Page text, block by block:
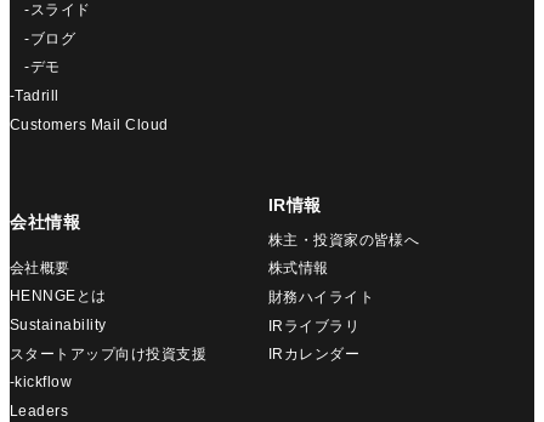
-スライド
-ブログ
-デモ
-Tadrill
Customers Mail Cloud
会社情報
会社概要
HENNGEとは
Sustainability
スタートアップ向け投資支援
-kickflow
Leaders
IR情報
株主・投資家の皆様へ
株式情報
財務ハイライト
IRライブラリ
IRカレンダー